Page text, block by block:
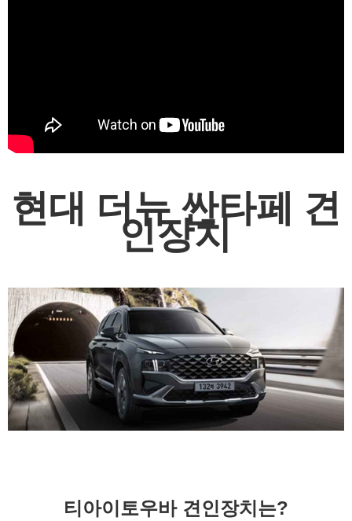
현대 더뉴 싼타페 견
인장치
티아이토우바 견인장치는?